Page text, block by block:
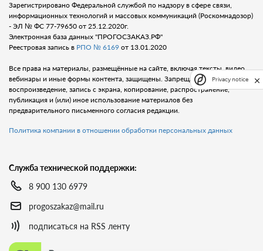
Зарегистрировано Федеральной службой по надзору в сфере связи,
информационных технологий и массовых коммуникаций (Роскомнадозор)
- ЭЛ № ФС 77-79650 от 25.12.2020г.
Электронная база данных "ПРОГОСЗАКАЗ.РФ"
Реестровая запись в РПО № 6169 от 13.01.2020
Все права на материалы, размещённые на сайте, включая тексты, видео,
вебинары и иные формы контента, защищены. Запрещается любое
воспроизведение, запись с экрана, копирование, распространение,
публикация и (или) иное использование материалов без
предварительного письменного согласия редакции.
Политика компании в отношении обработки персональных данных
Служба технической поддержки:
8 900 130 6979
progoszakaz@mail.ru
подписаться на RSS ленту
Privacy notice